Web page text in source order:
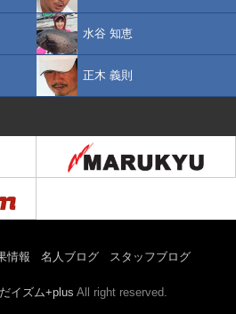
水谷 知恵
正木 義則
情報 名人ブログ スタッフブログ
イズム+plus All right reserved.